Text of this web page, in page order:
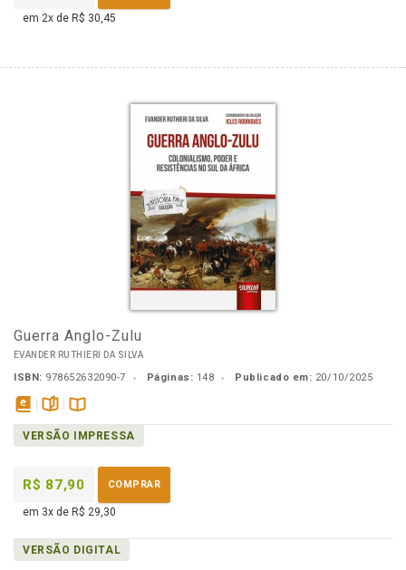
em 2x de R$ 30,45
Guerra Anglo-Zulu
EVANDER RUTHIERI DA SILVA
ISBN: 978652632090-7 Páginas: 148 Publicado em: 20/10/2025
disponível
em
páginasDisponível
na
VERSÃO IMPRESSA
R$ 87,90 COMPRAR
em 3x de R$ 29,30
VERSÃO DIGITAL